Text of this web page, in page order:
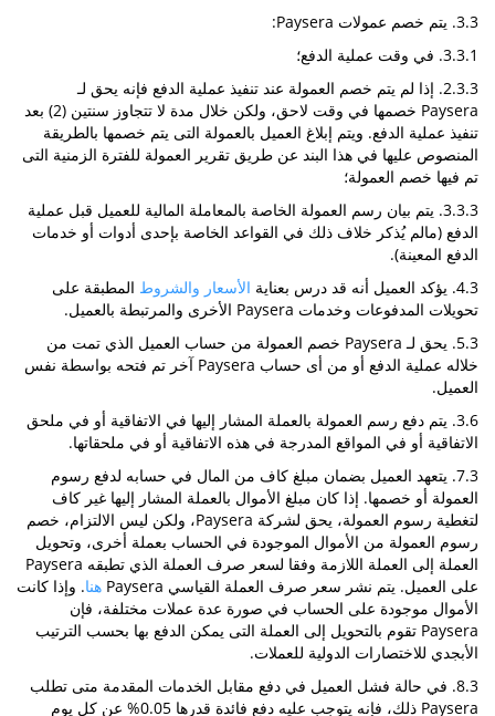
3.3. يتم خصم عمولات Paysera:
3.3.1. في وقت عملية الدفع؛
2.3.3. إذا لم يتم خصم العمولة عند تنفيذ عملية الدفع فإنه يحق لـ
Paysera خصمها في وقت لاحق، ولكن خلال مدة لا تتجاوز سنتين (2) بعد
تنفيذ عملية الدفع. ويتم إبلاغ العميل بالعمولة التى يتم خصمها بالطريقة
المنصوص عليها في هذا البند عن طريق تقرير العمولة للفترة الزمنية التى
تم فيها خصم العمولة؛
3.3.3. يتم بيان رسم العمولة الخاصة بالمعاملة المالية للعميل قبل عملية
الدفع (مالم يُذكر خلاف ذلك في القواعد الخاصة بإحدى أدوات أو خدمات
الدفع المعينة).
4.3. يؤكد العميل أنه قد درس بعناية
الأسعار والشروط المطبقة على
تحويلات المدفوعات وخدمات Paysera الأخرى والمرتبطة بالعميل.
5.3. يحق لـ Paysera خصم العمولة من حساب العميل الذي تمت من
خلاله عملية الدفع أو من أى حساب Paysera آخر تم فتحه بواسطة نفس
العميل.
3.6. يتم دفع رسم العمولة بالعملة المشار إليها في الاتفاقية أو في ملحق
الاتفاقية أو في المواقع المدرجة في هذه الاتفاقية أو في ملحقاتها.
7.3. يتعهد العميل بضمان مبلغ كاف من المال في حسابه لدفع رسوم
العمولة أو خصمها. إذا كان مبلغ الأموال بالعملة المشار إليها غير كاف
لتغطية رسوم العمولة، يحق لشركة Paysera، ولكن ليس الالتزام، خصم
رسوم العمولة من الأموال الموجودة في الحساب بعملة أخرى، وتحويل
العملة إلى العملة اللازمة وفقا لسعر صرف العملة الذي تطبقه Paysera
على العميل. يتم نشر سعر صرف العملة القياسي Paysera
هنا. وإذا كانت
الأموال موجودة على الحساب في صورة عدة عملات مختلفة، فإن
Paysera تقوم بالتحويل إلى العملة التى يمكن الدفع بها بحسب الترتيب
الأبجدي للاختصارات الدولية للعملات.
8.3. في حالة فشل العميل في دفع مقابل الخدمات المقدمة متى تطلب
Paysera ذلك، فإنه يتوجب عليه دفع فائدة قدرها 0.05% عن كل يوم